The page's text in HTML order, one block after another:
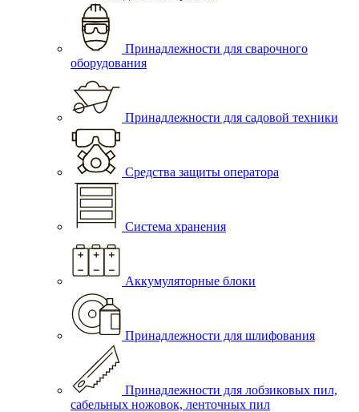
Принадлежности для сварочного
оборудования
Принадлежности для садовой техники
Средства защиты оператора
Система хранения
Аккумуляторные блоки
Принадлежности для шлифования
Принадлежности для лобзиковых пил,
сабельных ножовок, ленточных пил